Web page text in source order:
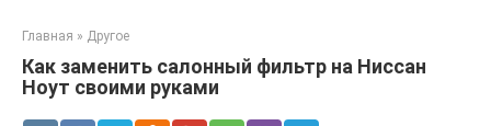
Главная » Другое
Как заменить салонный фильтр на Ниссан
Ноут своими руками